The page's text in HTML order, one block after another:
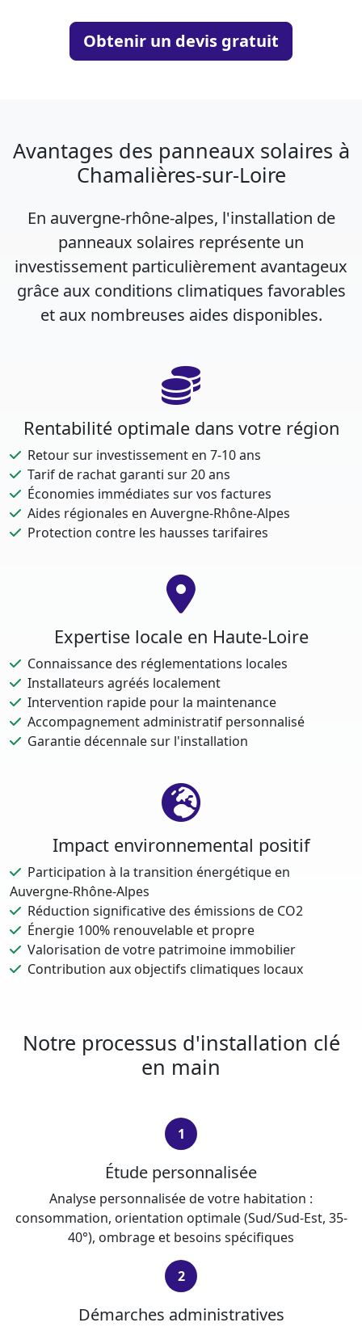
Obtenir un devis gratuit
Avantages des panneaux solaires à
Chamalières-sur-Loire
En auvergne-rhône-alpes, l'installation de
panneaux solaires représente un
investissement particulièrement avantageux
grâce aux conditions climatiques favorables
et aux nombreuses aides disponibles.
Rentabilité optimale dans votre région
Retour sur investissement en 7-10 ans
Tarif de rachat garanti sur 20 ans
Économies immédiates sur vos factures
Aides régionales en Auvergne-Rhône-Alpes
Protection contre les hausses tarifaires
Expertise locale en Haute-Loire
Connaissance des réglementations locales
Installateurs agréés localement
Intervention rapide pour la maintenance
Accompagnement administratif personnalisé
Garantie décennale sur l'installation
Impact environnemental positif
Participation à la transition énergétique en
Auvergne-Rhône-Alpes
Réduction significative des émissions de CO2
Énergie 100% renouvelable et propre
Valorisation de votre patrimoine immobilier
Contribution aux objectifs climatiques locaux
Notre processus d'installation clé
en main
1
Étude personnalisée
Analyse personnalisée de votre habitation :
consommation, orientation optimale (Sud/Sud-Est, 35-
40°), ombrage et besoins spécifiques
2
Démarches administratives